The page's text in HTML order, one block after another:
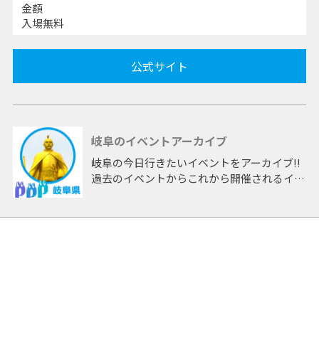
金額
入場無料
公式サイト
岐阜のイベントアーカイブ
岐阜の今日行きたいイベントをアーカイブ!!
過去のイベントからこれから開催されるイベ